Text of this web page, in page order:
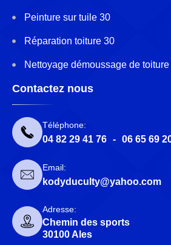
Peinture sur tuile 30
Réparation toiture 30
Nettoyage démoussage de toiture
Contactez nous
Téléphone:
04 82 29 41 76 - 06 65 69
Email:
kodyduculty@yahoo.com
Adresse:
Chemin des sports
30100 Ales